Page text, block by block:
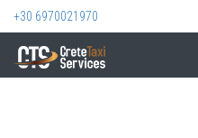
+30 6970021970